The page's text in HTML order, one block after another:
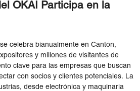
OKAI Participa en la
celebra bianualmente en Cantón,
y millones de visitantes de
clave para las empresas que buscan
con socios y clientes potenciales. La
desde electrónica y maquinaria